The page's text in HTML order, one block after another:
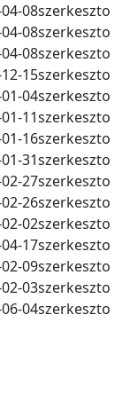
08szerkeszto
08szerkeszto
08szerkeszto
15szerkeszto
04szerkeszto
11szerkeszto
16szerkeszto
31szerkeszto
27szerkeszto
26szerkeszto
02szerkeszto
17szerkeszto
09szerkeszto
03szerkeszto
04szerkeszto